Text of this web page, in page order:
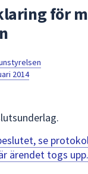
för
2014
se
ärendet togs upp.